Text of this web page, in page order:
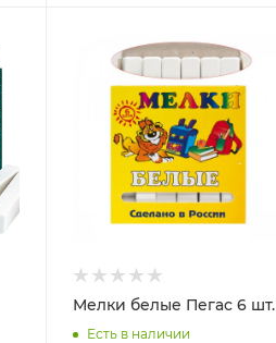
Мелки белые Пегас 6 шт.
Есть в наличии